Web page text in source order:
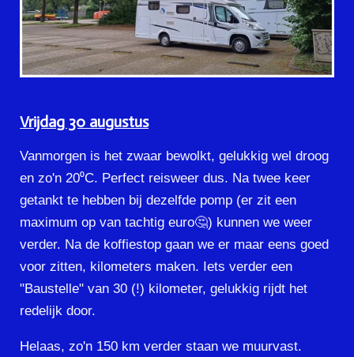
Vrijdag 30 augustus
Vanmorgen is het zwaar bewolkt, gelukkig wel droog
en zo'n 20⁰C. Perfect reisweer dus. Na twee keer
getankt te hebben bij dezelfde pomp (er zit een
maximum op van tachtig euro🤔) kunnen we weer
verder. Na de koffiestop gaan we er maar eens goed
voor zitten, kilometers maken. Iets verder een
"Baustelle" van 30 (!) kilometer, gelukkig rijdt het
redelijk door.
Helaas, zo'n 150 km verder staan we muurvast.